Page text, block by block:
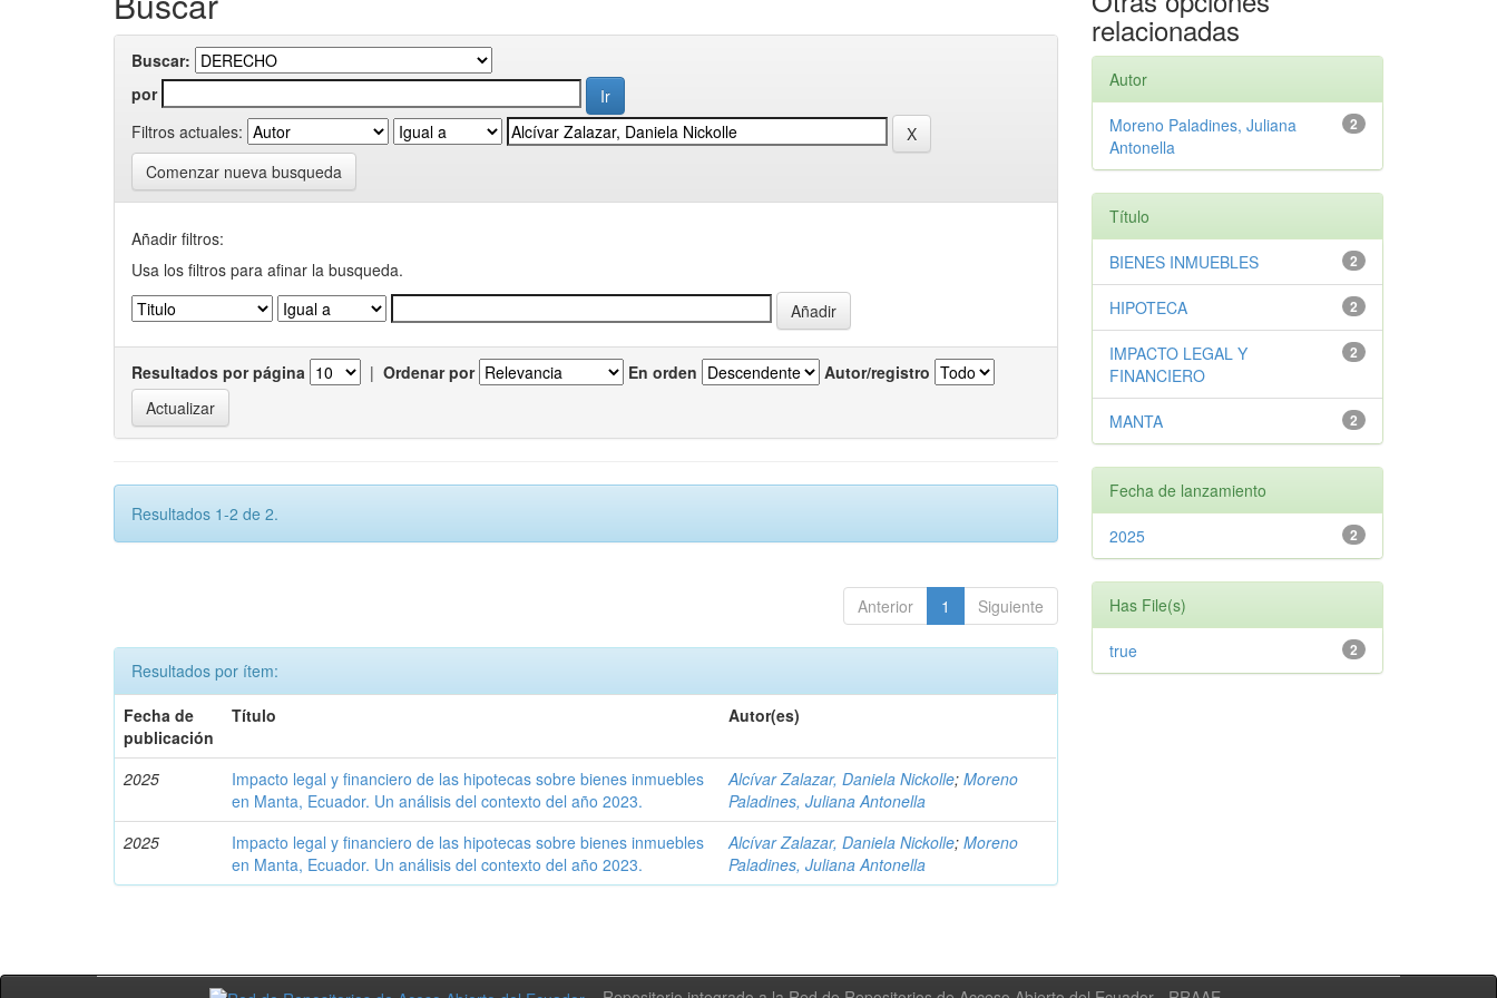
Buscar:
por
Filtros actuales:
Comenzar nueva busqueda
Añadir filtros:
Usa los filtros para afinar la busqueda.
Resultados por página | Ordenar por En orden Autor/registro
Resultados 1-2 de 2.
Anterior 1 Siguiente
Resultados por ítem:
Fecha de
publicación
Título Autor(es)
2025
Impacto legal y financiero de las hipotecas sobre bienes inmuebles
en Manta, Ecuador. Un análisis del contexto del año 2023.
Alcívar Zalazar, Daniela Nickolle;Moreno
Paladines, Juliana Antonella
2025
Impacto legal y financiero de las hipotecas sobre bienes inmuebles
en Manta, Ecuador. Un análisis del contexto del año 2023.
Alcívar Zalazar, Daniela Nickolle;Moreno
Paladines, Juliana Antonella
relacionadas
Autor
2
Moreno Paladines, Juliana
Antonella
Título
2
BIENES INMUEBLES
2
HIPOTECA
2
IMPACTO LEGAL Y
FINANCIERO
2
MANTA
Fecha de lanzamiento
2
2025
Has File(s)
2
true